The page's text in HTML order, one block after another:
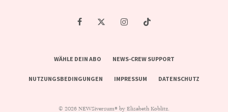
WÄHLE DEIN ABO NEWS-CREW SUPPORT
NUTZUNGSBEDINGUNGEN IMPRESSUM DATENSCHUTZ
© 2026 NEWSiversum® by Elisabeth Koblitz.